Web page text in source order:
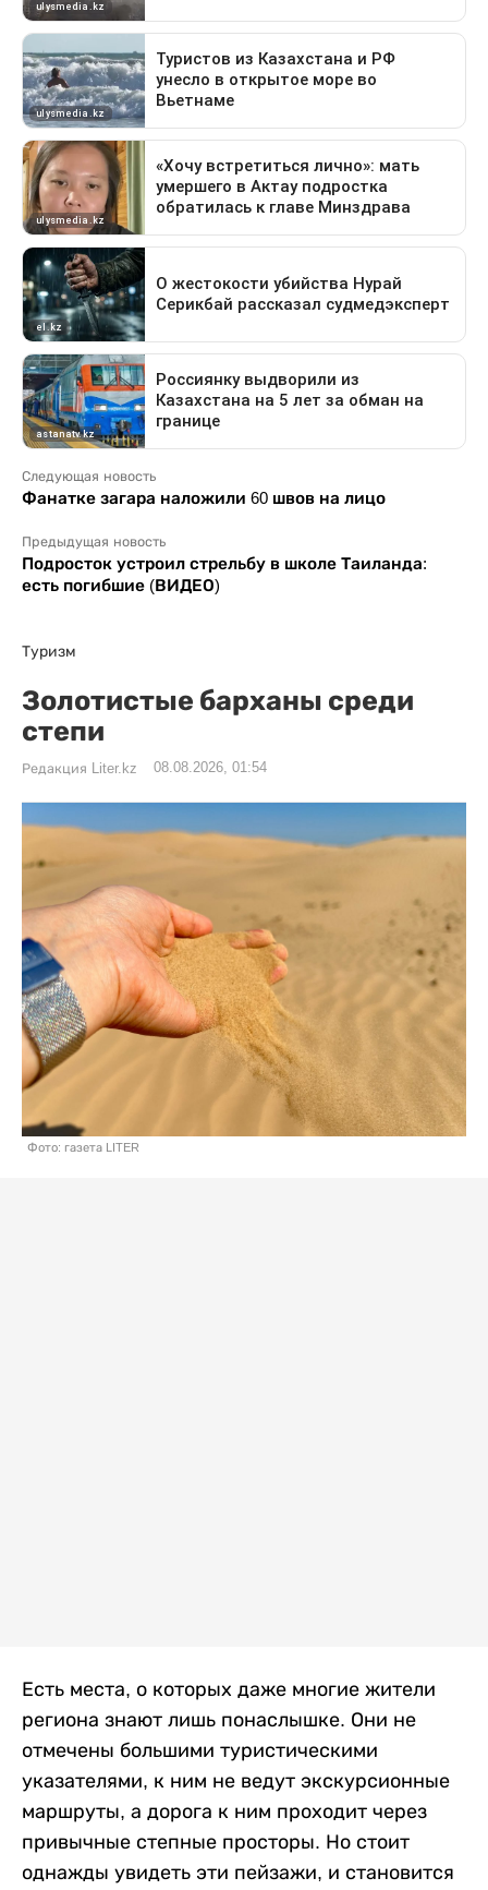
Следующая новость
Фанатке загара наложили 60 швов на лицо
Предыдущая новость
Подросток устроил стрельбу в школе Таиланда:
есть погибшие (ВИДЕО)
Туризм
Золотистые барханы среди
степи
Редакция Liter.kz 08.08.2026, 01:54
Фото: газета LITER
Есть места, о которых даже многие жители
региона знают лишь понаслышке. Они не
отмечены большими туристическими
указателями, к ним не ведут экскурсионные
маршруты, а дорога к ним проходит через
привычные степные просторы. Но стоит
однажды увидеть эти пейзажи, и становится